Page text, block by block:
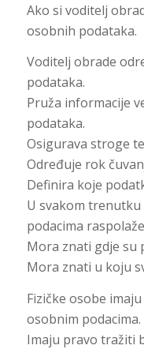
Ako si voditelj
osobnih podataka.
Voditelj obrade
podataka.
Pruža informacije
podataka.
Osigurava stroge
Određuje rok
Definira koje
U svakom
podacima
Mora znati gdje su
Mora znati u koju
Fizičke osobe
osobnim podacima.
Imaju pravo tražiti